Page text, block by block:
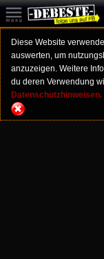
Diese Website
auswerten, um
anzuzeigen. Weitere
du deren Verwendung
Datenschutzhinweisen.